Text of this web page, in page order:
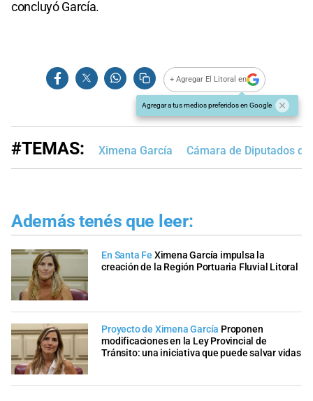
concluyó García.
+ Agregar El Litoral en
Agregar a tus medios preferidos en Google
#TEMAS: Ximena García Cámara de Diputados de
Además tenés que leer:
En Santa Fe Ximena García impulsa la
creación de la Región Portuaria Fluvial Litoral
Proyecto de Ximena García Proponen
modificaciones en la Ley Provincial de
Tránsito: una iniciativa que puede salvar vidas